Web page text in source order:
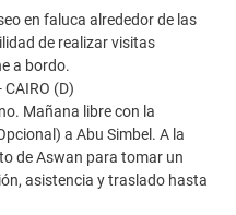
en faluca alrededor de las
de realizar visitas
a bordo.
CAIRO (D)
Mañana libre con la
a Abu Simbel. A la
de Aswan para tomar un
asistencia y traslado hasta